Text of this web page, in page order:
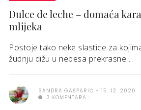
Dulce de leche – domaća
mlijeka
Postoje tako neke slastice za
žudnju dižu u nebesa prekrasne ...
SANDRA GAŠPARIĆ
15. 12. 2020.
3 KOMENTARA